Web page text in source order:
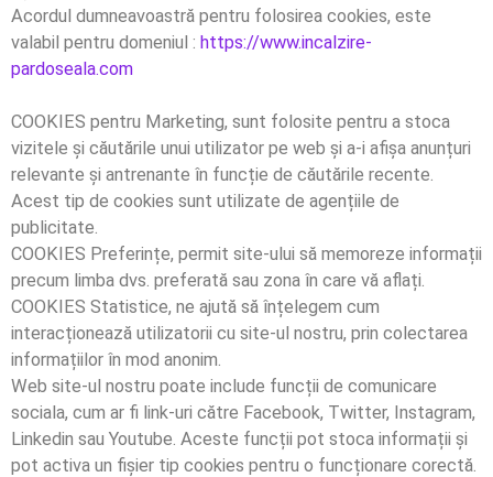
Acordul dumneavoastră pentru folosirea cookies, este
valabil pentru domeniul : https://www.incalzire-
pardoseala.com
COOKIES pentru Marketing, sunt folosite pentru a stoca
vizitele și căutările unui utilizator pe web și a-i afișa anunțuri
relevante și antrenante în funcție de căutările recente.
Acest tip de cookies sunt utilizate de agențiile de
publicitate.
COOKIES Preferințe, permit site-ului să memoreze informații
precum limba dvs. preferată sau zona în care vă aflați.
COOKIES Statistice, ne ajută să înțelegem cum
interacționează utilizatorii cu site-ul nostru, prin colectarea
informațiilor în mod anonim.
Web site-ul nostru poate include funcții de comunicare
sociala, cum ar fi link-uri către Facebook, Twitter, Instagram,
Linkedin sau Youtube. Aceste funcții pot stoca informații și
pot activa un fișier tip cookies pentru o funcționare corectă.